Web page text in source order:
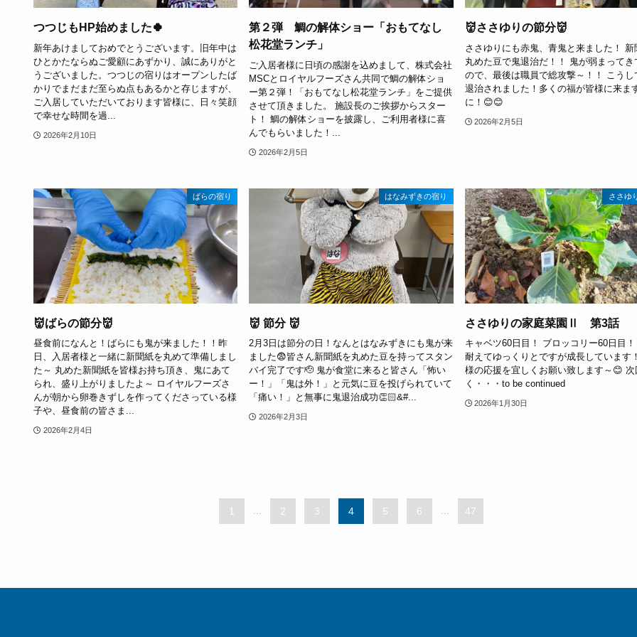
つつじもHP始めました🍀
新年あけましておめでとうございます。旧年中は
ひとかたならぬご愛顧にあずかり、誠にありがと
うございました。つつじの宿りはオープンしたば
かりでまだまだ至らぬ点もあるかと存じますが、
ご入居していただいております皆様に、日々笑顔
で幸せな時間を過...
2026年2月10日
第２弾 鯛の解体ショー「おもてなし
松花堂ランチ」
ご入居者様に日頃の感謝を込めまして、株式会社
MSCとロイヤルフーズさん共同で鯛の解体ショ
ー第２弾！「おもてなし松花堂ランチ」をご提供
させて頂きました。 施設長のご挨拶からスター
ト！ 鯛の解体ショーを披露し、ご利用者様に喜
んでもらいました！...
2026年2月5日
👹ささゆりの節分👹
ささゆりにも赤鬼、青鬼と来ました！ 新
丸めた豆で鬼退治だ！！ 鬼が弱まってき
ので、最後は職員で総攻撃～！！ こうし
退治されました！多くの福が皆様に来ま
に！😊😊
2026年2月5日
ばらの宿り
👹ばらの節分👹
昼食前になんと！ばらにも鬼が来ました！！昨
日、入居者様と一緒に新聞紙を丸めて準備しまし
た～ 丸めた新聞紙を皆様お持ち頂き、鬼にあて
られ、盛り上がりましたよ～ ロイヤルフーズさ
んが朝から卵巻きずしを作ってくださっている様
子や、昼食前の皆さま...
2026年2月4日
はなみずきの宿り
👹 節分 👹
2月3日は節分の日！なんとはなみずきにも鬼が来
ました😨皆さん新聞紙を丸めた豆を持ってスタン
バイ完了です🫡 鬼が食堂に来ると皆さん「怖い
ー！」「鬼は外！」と元気に豆を投げられていて
「痛い！」と無事に鬼退治成功👏🏻&#...
2026年2月3日
ささゆ
ささゆりの家庭菜園Ⅱ 第3話
キャベツ60日目！ ブロッコリー60日目
耐えてゆっくりとですが成長しています
様の応援を宜しくお願い致します～😊 次
く・・・to be continued
2026年1月30日
1 ... 2 3 4 5 6 ... 47